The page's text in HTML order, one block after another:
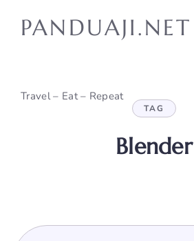
PANDUAJI.NET
Travel – Eat – Repeat
TAG
Blender